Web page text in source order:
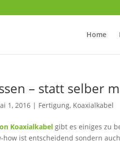
Home
– statt selber
1, 2016 | Fertigung, Koaxialkabel
Koaxialkabel gibt es einiges zu
how ist entscheidend sondern